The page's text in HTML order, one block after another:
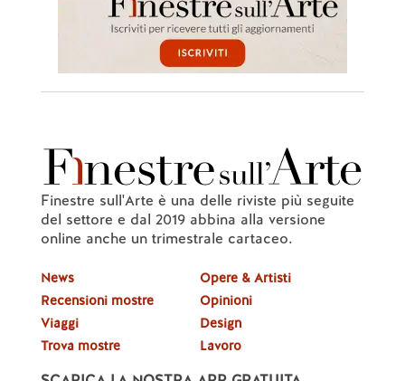
Finestre sull'Arte è una delle riviste più seguite
del settore e dal 2019 abbina alla versione
online anche un trimestrale cartaceo.
News
Recensioni mostre
Viaggi
Trova mostre
Opere & Artisti
Opinioni
Design
Lavoro